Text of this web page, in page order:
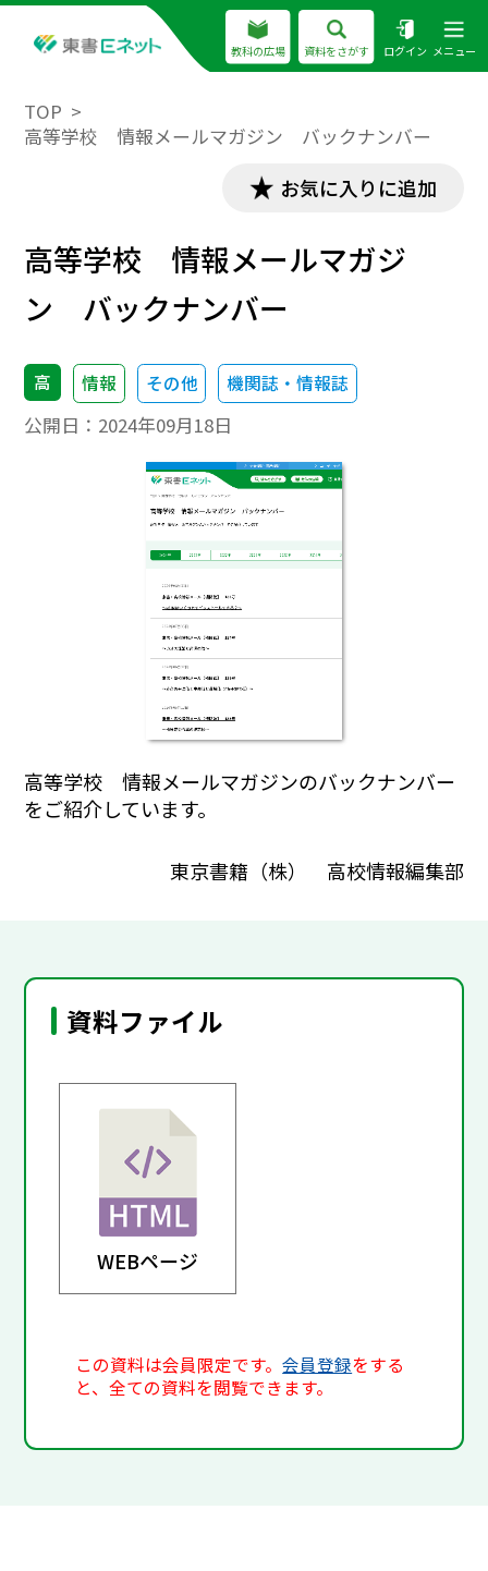
教科の広場 資料をさがす ログイン メニュー
TOP
高等学校 情報メールマガジン バックナンバー
お気に入りに追加
高等学校 情報メールマガジ
ン バックナンバー
高 情報 その他 機関誌・情報誌
公開日： 2024年09月18日
高等学校 情報メールマガジンのバックナンバー
をご紹介しています。
東京書籍（株） 高校情報編集部
資料ファイル
WEBページ
この資料は会員限定です。会員登録をする
と、全ての資料を閲覧できます。